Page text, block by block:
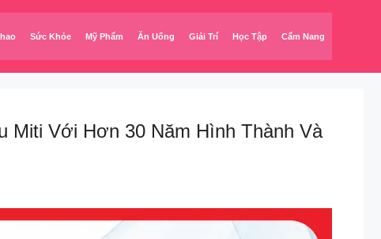
Sức Khỏe Mỹ Phẩm Ăn Uống Giải Trí Học Tập Cẩm Nang
Miti Với Hơn 30 Năm Hình Thành Và